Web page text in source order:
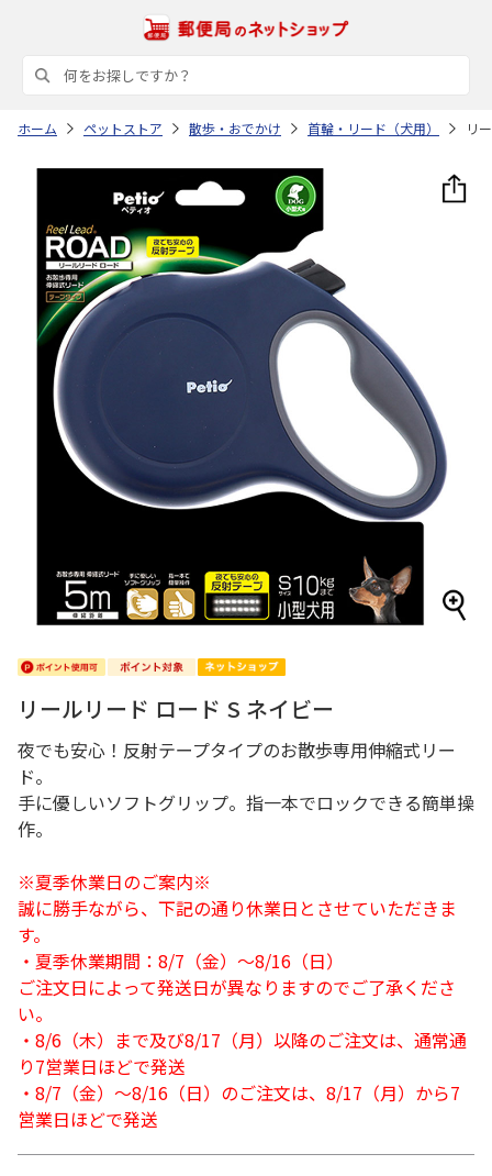
ホーム ペットストア 散歩・おでかけ 首輪・リード（犬用） リ
リールリード ロード S ネイビー
夜でも安心！反射テープタイプのお散歩専用伸縮式リー
ド。
手に優しいソフトグリップ。指一本でロックできる簡単操
作。
※夏季休業日のご案内※
誠に勝手ながら、下記の通り休業日とさせていただきま
す。
・夏季休業期間：8/7（金）～8/16（日）
ご注文日によって発送日が異なりますのでご了承くださ
い。
・8/6（木）まで及び8/17（月）以降のご注文は、通常通
り7営業日ほどで発送
・8/7（金）～8/16（日）のご注文は、8/17（月）から7
営業日ほどで発送